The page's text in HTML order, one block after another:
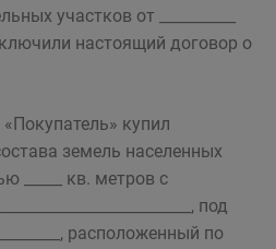
участков от __________
настоящий договор о
купил
земель населенных
_____ кв. метров с
под
расположенный по